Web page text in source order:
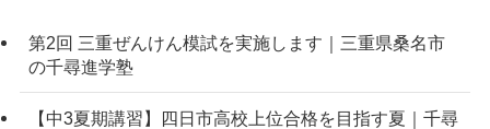
第2回 三重ぜんけん模試を実施します｜三重県桑名市
の千尋進学塾
【中3夏期講習】四日市高校上位合格を目指す夏｜千尋